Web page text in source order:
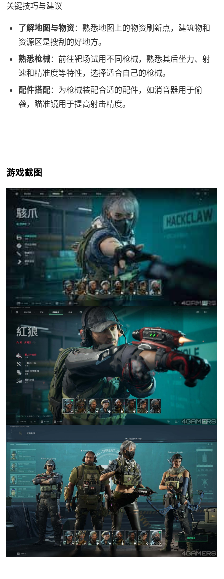
关键技巧与建议
了解地图与物资：熟悉地图上的物资刷新点，建筑物和
资源区是搜刮的好地方。
熟悉枪械：前往靶场试用不同枪械，熟悉其后坐力、射
速和精准度等特性，选择适合自己的枪械。
配件搭配：为枪械装配合适的配件，如消音器用于偷
袭，瞄准镜用于提高射击精度。
游戏截图